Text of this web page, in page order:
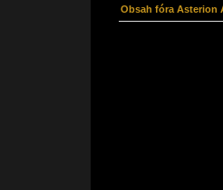
Obsah fóra Asterion